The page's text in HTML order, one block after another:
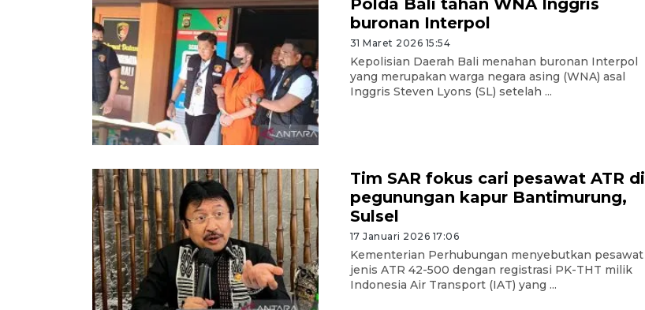
Polda Bali tahan WNA Inggris
buronan Interpol
31 Maret 2026 15:54
Kepolisian Daerah Bali menahan buronan Interpol
yang merupakan warga negara asing (WNA) asal
Inggris Steven Lyons (SL) setelah ...
Tim SAR fokus cari pesawat ATR di
pegunungan kapur Bantimurung,
Sulsel
17 Januari 2026 17:06
Kementerian Perhubungan menyebutkan pesawat
jenis ATR 42-500 dengan registrasi PK-THT milik
Indonesia Air Transport (IAT) yang ...